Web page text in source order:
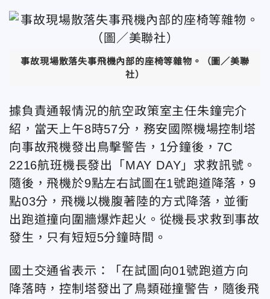
事故現場散落失事飛機內部的座椅等雜物。（圖／美聯
社）
據負責通報情況的航空政策室主任朱鐘完介
紹，當天上午8時57分，務安國際機場控制塔
向事故飛機發出鳥擊警告，1分鐘後，7C
2216航班機長發出「MAY DAY」求救訊號。
隨後，飛機於9點左右試圖在1號跑道降落，9
點03分，飛機以機腹著陸的方式降落，並衝
出跑道撞向圍牆爆炸起火。從機長求救到事故
發生，只有短短5分鐘時間。
國土交通省表示：「在試圖向01號跑道方向
降落時，控制塔發出了鳥類碰撞警告，隨後飛